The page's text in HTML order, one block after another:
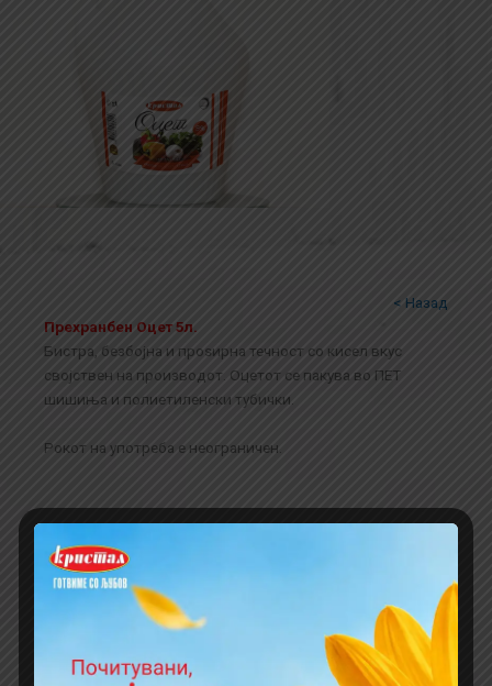
< Назад
Прехранбен Оцет 5л.
Бистра, безбојна и проѕирна течност со кисел вкус
својствен на производот. Оцетот се пакува во ПЕТ
шишиња и полиетиленски тубички.
Рокот на употреба е неограничен.